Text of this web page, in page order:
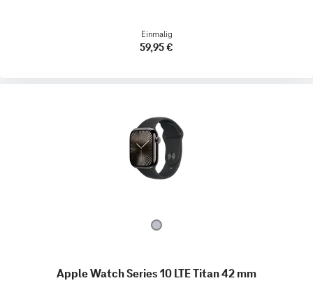
Einmalig
59,95 €
Apple Watch Series 10 LTE Titan 42 mm